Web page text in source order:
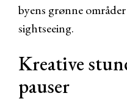
byens grønne
sightseeing.
Kreative
pauser